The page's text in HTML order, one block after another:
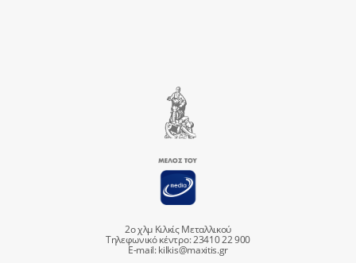
2ο χλμ Κιλκίς Μεταλλικού
Τηλεφωνικό κέντρο: 23410 22 900
E-mail:kilkis@maxitis.gr